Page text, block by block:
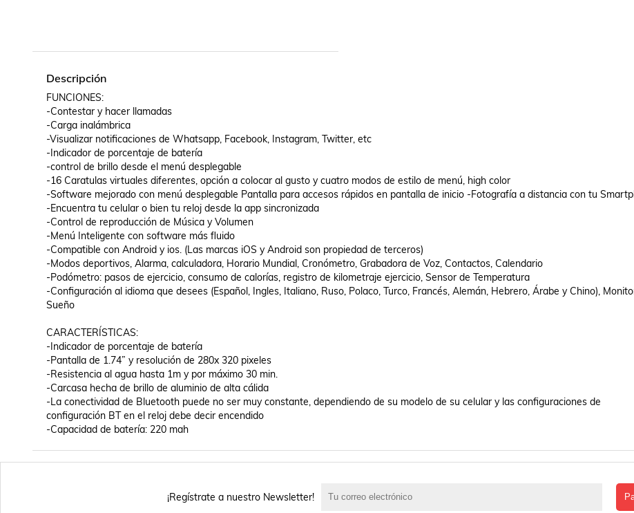
Descripción
FUNCIONES:
-Contestar y hacer llamadas
-Carga inalámbrica
-Visualizar notificaciones de Whatsapp, Facebook, Instagram, Twitter, etc
-Indicador de porcentaje de batería
-control de brillo desde el menú desplegable
-16 Caratulas virtuales diferentes, opción a colocar al gusto y cuatro modos de estilo de menú, high color
-Software mejorado con menú desplegable Pantalla para accesos rápidos en pantalla de inicio -Fotografía a distancia con tu
-Encuentra tu celular o bien tu reloj desde la app sincronizada
-Control de reproducción de Música y Volumen
-Menú Inteligente con software más fluido
-Compatible con Android y ios. (Las marcas iOS y Android son propiedad de terceros)
-Modos deportivos, Alarma, calculadora, Horario Mundial, Cronómetro, Grabadora de Voz, Contactos, Calendario
-Podómetro: pasos de ejercicio, consumo de calorías, registro de kilometraje ejercicio, Sensor de Temperatura
-Configuración al idioma que desees (Español, Ingles, Italiano, Ruso, Polaco, Turco, Francés, Alemán, Hebrero, Árabe y Chino),
Sueño
CARACTERÍSTICAS:
-Indicador de porcentaje de batería
-Pantalla de 1.74” y resolución de 280x 320 pixeles
-Resistencia al agua hasta 1m y por máximo 30 min.
-Carcasa hecha de brillo de aluminio de alta cálida
-La conectividad de Bluetooth puede no ser muy constante, dependiendo de su modelo de su celular y las configuraciones de
configuración BT en el reloj debe decir encendido
-Capacidad de batería: 220 mah
¡Regístrate a nuestro Newsletter!